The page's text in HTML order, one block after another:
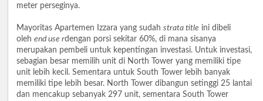
meter perseginya.
Mayoritas Apartemen Izzara yang sudah strata title ini dibeli
oleh end use rdengan porsi sekitar 60%, di mana sisanya
merupakan pembeli untuk kepentingan investasi. Untuk investasi,
sebagian besar memilih unit di North Tower yang memiliki tipe
unit lebih kecil. Sementara untuk South Tower lebih banyak
memiliki tipe lebih besar. North Tower dibangun setinggi 25 lantai
dan mencakup sebanyak 297 unit, sementara South Tower